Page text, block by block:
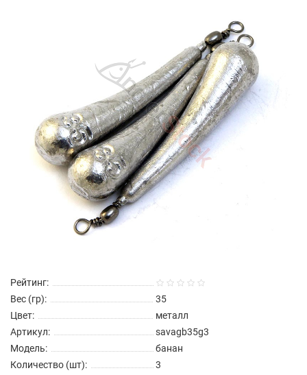
Рейтинг:
Вес (гр):
35
Цвет:
металл
Артикул:
savagb35g3
Модель:
банан
Количество (шт):
3